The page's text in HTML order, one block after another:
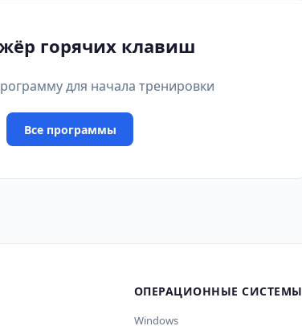
горячих клавиш
для начала тренировки
Все программы
ОПЕРАЦИОННЫЕ СИСТЕМЫ
Windows